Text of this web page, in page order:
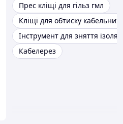
Прес кліщі для гільз гмл
Кліщі для обтиску
Інструмент для зняття
Кабелерез